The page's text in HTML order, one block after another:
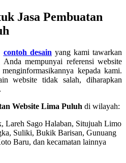
Jasa Pembuatan
contoh desain yang kami tawarkan
mempunyai referensi website
kepada kami.
website tidak salah, diharapkan
Website Lima Puluh di wilayah:
Lareh Sago Halaban, Situjuah Limo
Suliki, Bukik Barisan, Gunuang
Baru, dan kecamatan lainnya